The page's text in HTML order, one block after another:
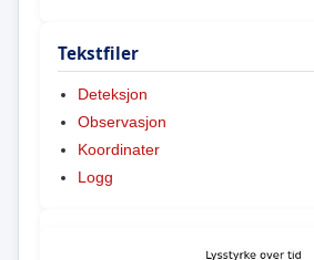
Tekstfiler
Deteksjon
Observasjon
Koordinater
Logg